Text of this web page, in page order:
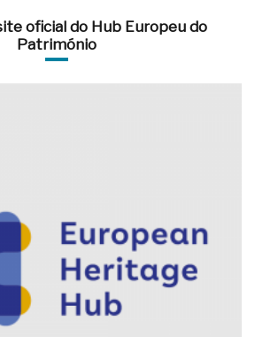
oficial do Hub Europeu do
Património